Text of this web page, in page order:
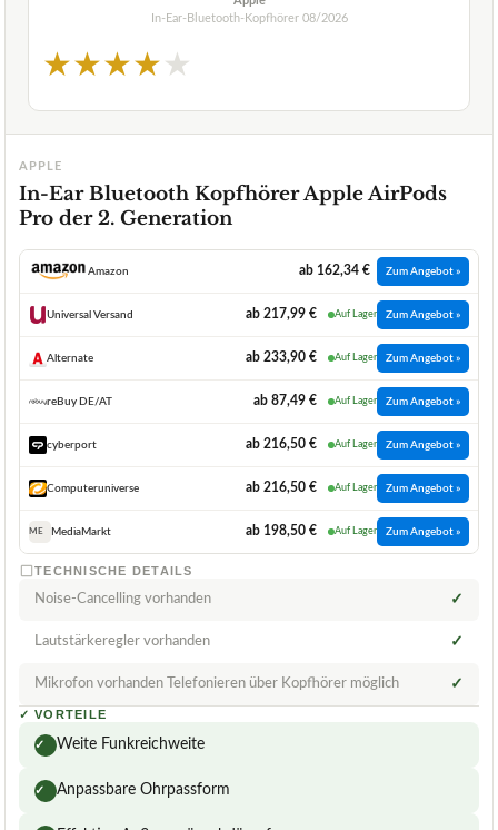
In-Ear-Bluetooth-Kopfhörer 08/2026
★★★★★
APPLE
In-Ear Bluetooth Kopfhörer Apple AirPods
Pro der 2. Generation
Amazon ab 162,34 € Zum Angebot »
Universal Versand ab 217,99 € Auf Lager Zum Angebot »
Alternate ab 233,90 € Auf Lager Zum Angebot »
reBuy DE/AT ab 87,49 € Auf Lager Zum Angebot »
cyberport ab 216,50 € Auf Lager Zum Angebot »
Computeruniverse ab 216,50 € Auf Lager Zum Angebot »
ME MediaMarkt ab 198,50 € Auf Lager Zum Angebot »
TECHNISCHE DETAILS
Noise-Cancelling vorhanden ✓
Lautstärkeregler vorhanden ✓
Mikrofon vorhanden Telefonieren über Kopfhörer möglich ✓
✓ VORTEILE
✓ Weite Funkreichweite
✓ Anpassbare Ohrpassform